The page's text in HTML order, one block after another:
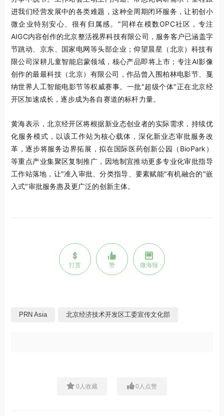
进我们经营发展中的各类难题，这种全周期闭环服务，让初创小
微企业特别安心、很有归属感。"同样在模数OPC社区，专注
AIGC内容创作的北京整活视界科技有限公司，服务客户已涵盖字
节跳动、京东、国家电网等头部企业；仰望晨星（北京）科技有
限公司深耕儿童智能启蒙领域，核心产品即将上市；专注AI影像
创作的最最科技（北京）有限公司，作品曾入围柏林电影节、戛
纳世界人工智能电影节等权威赛事。一批"超级个体"正在北京经
开区加速成长，逐步成为各自赛道的标杆力量。
黄海表示，北京经开区将根据新业态创业者的实际需求，持续优
化服务模式，以该工作站为核心载体，深化新业态审批服务改
革，逐步将服务边界拓展，拟在国际医药创新公园（BioPark）
等重点产业集聚区复制推广，因地制宜推动更多专业化审批指导
工作站落地，让"准入审批、分类指导、要素赋能"有机融合的"嵌
入式"审批服务惠及更广泛的创新主体。
打赏 赞 微海报
PRN Asia 北京经济技术开发区工委宣传文化部
0 人收藏 0 人点赞